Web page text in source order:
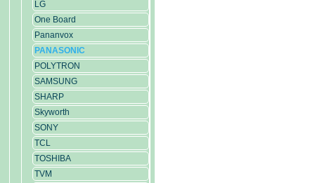
LG
One Board
Pananvox
PANASONIC
POLYTRON
SAMSUNG
SHARP
Skyworth
SONY
TCL
TOSHIBA
TVM